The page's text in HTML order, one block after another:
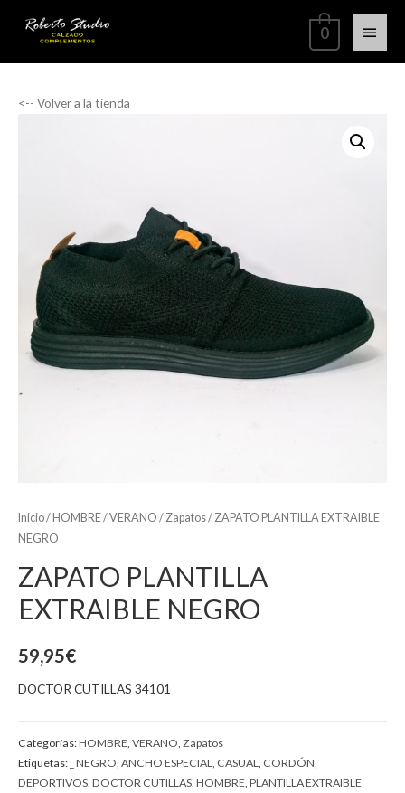
0
<-- Volver a la tienda
Inicio/ HOMBRE/VERANO / Zapatos/ ZAPATO PLANTILLA EXTRAIBLE
NEGRO
ZAPATO PLANTILLA
EXTRAIBLE NEGRO
59,95€
DOCTOR CUTILLAS 34101
Categorías:HOMBRE VERANO Zapatos
Etiquetas: _ NEGRO ANCHO ESPECIAL CASUAL CORDÓN
DEPORTIVOS DOCTOR CUTILLAS HOMBRE PLANTILLA EXTRAIBLE